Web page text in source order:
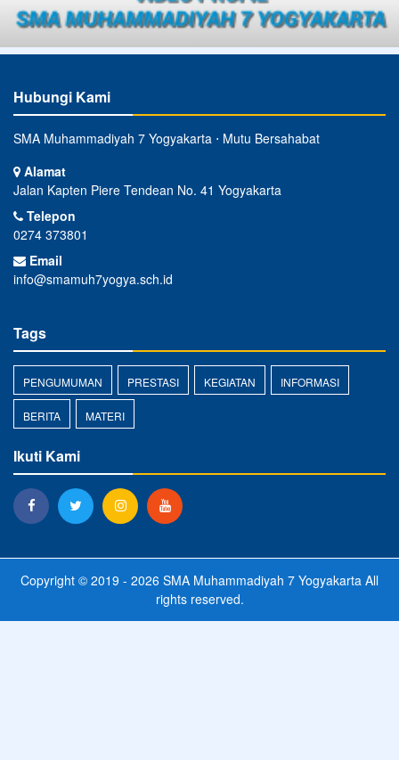
Hubungi Kami
SMA Muhammadiyah 7 Yogyakarta ⋅ Mutu Bersahabat
Alamat
Jalan Kapten Piere Tendean No. 41 Yogyakarta
Telepon
0274 373801
Email
info@smamuh7yogya.sch.id
Tags
PENGUMUMAN PRESTASI KEGIATAN INFORMASI
BERITA MATERI
Ikuti Kami
Copyright © 2019 - 2026 SMA Muhammadiyah 7 Yogyakarta All
rights reserved.